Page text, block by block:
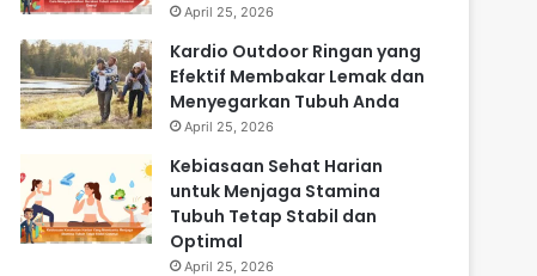
April 25, 2026
Kardio Outdoor Ringan yang
Efektif Membakar Lemak dan
Menyegarkan Tubuh Anda
April 25, 2026
Kebiasaan Sehat Harian
untuk Menjaga Stamina
Tubuh Tetap Stabil dan
Optimal
April 25, 2026